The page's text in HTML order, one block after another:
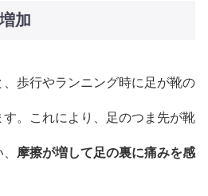
加
歩行やランニング時に足が靴の
。これにより、足のつま先が靴
摩擦が増して足の裏に痛みを感